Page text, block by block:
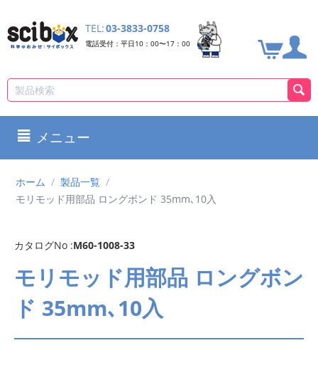
TEL:03-3833-0758
電話受付：平日10：00〜17：00
メニュー
ホーム / 製品一覧 /
モリモッド用部品 ロングボンド 35mm､10入
カタログNo :M60-1008-33
モリモッド用部品 ロングボン
ド 35mm､10入